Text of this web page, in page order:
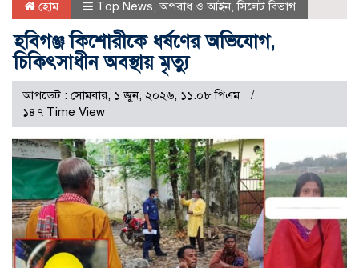
হোম Top News অপরাধ ও আইন ,সিলেট বিভাগ
হবিগঞ্জ কিশোরীকে ধর্ষণের অভিযোগ,
চিকিৎসাধীন অবস্থায় মৃত্যু
আপডেট : সোমবার, ১ জুন, ২০২৬, ১১.০৮ পিএম
১৪৭ Time View